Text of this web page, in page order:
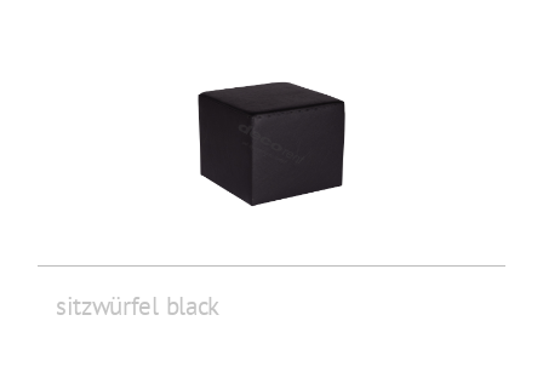
sitzwürfel black